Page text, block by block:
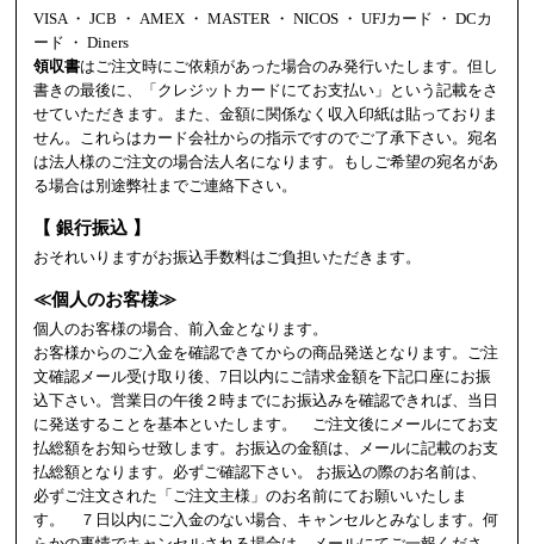
VISA ・ JCB ・ AMEX ・ MASTER ・ NICOS ・ UFJカード ・ DCカ
ード ・ Diners
領収書はご注文時にご依頼があった場合のみ発行いたします。但し
書きの最後に、「クレジットカードにてお支払い」という記載をさ
せていただきます。また、金額に関係なく収入印紙は貼っておりま
せん。これらはカード会社からの指示ですのでご了承下さい。宛名
は法人様のご注文の場合法人名になります。もしご希望の宛名があ
る場合は別途弊社までご連絡下さい。
【 銀行振込 】
おそれいりますがお振込手数料はご負担いただきます。
≪個人のお客様≫
個人のお客様の場合、前入金となります。
お客様からのご入金を確認できてからの商品発送となります。ご注
文確認メール受け取り後、7日以内にご請求金額を下記口座にお振
込下さい。営業日の午後２時までにお振込みを確認できれば、当日
に発送することを基本といたします。 ご注文後にメールにてお支
払総額をお知らせ致します。お振込の金額は、メールに記載のお支
払総額となります。必ずご確認下さい。 お振込の際のお名前は、
必ずご注文された「ご注文主様」のお名前にてお願いいたしま
す。 ７日以内にご入金のない場合、キャンセルとみなします。何